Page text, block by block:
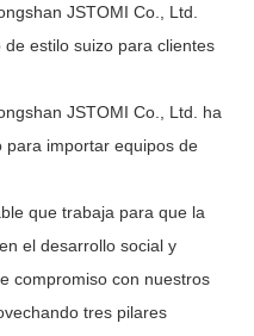
JSTOMI Co., Ltd.
estilo suizo para clientes
JSTOMI Co., Ltd. ha
para importar equipos de
que trabaja para que la
el desarrollo social y
compromiso con nuestros
tres pilares